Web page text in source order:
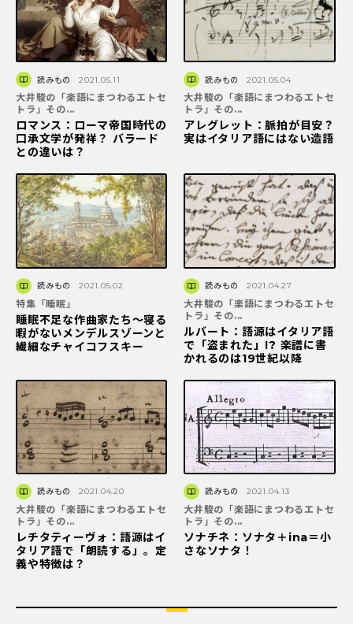
読みもの 2021.05.11
大井駿の「楽語にまつわるエトセ
トラ」その...
ロマンス：ローマ帝国時代の
口承文学が発祥？ バラード
との違いは？
読みもの 2021.05.04
大井駿の「楽語にまつわるエトセ
トラ」その...
アレグレット：脈拍が目安？
実はイタリア語にはない造語
読みもの 2021.05.02
特集「睡眠」
睡眠不足な作曲家たち〜寝る
暇がないメンデルスゾーンと
繊細なチャイコフスキー
読みもの 2021.04.27
大井駿の「楽語にまつわるエトセ
トラ」その...
ルバート：語源はイタリア語
で「盗まれた」!? 楽譜に書
かれるのは19世紀以降
読みもの 2021.04.20
大井駿の「楽語にまつわるエトセ
トラ」その...
レチタティーヴォ：語源はイ
タリア語で「朗読する」。定
義や特徴は？
読みもの 2021.04.13
大井駿の「楽語にまつわるエトセ
トラ」その...
ソナチネ：ソナタ＋ina＝小
さなソナタ！